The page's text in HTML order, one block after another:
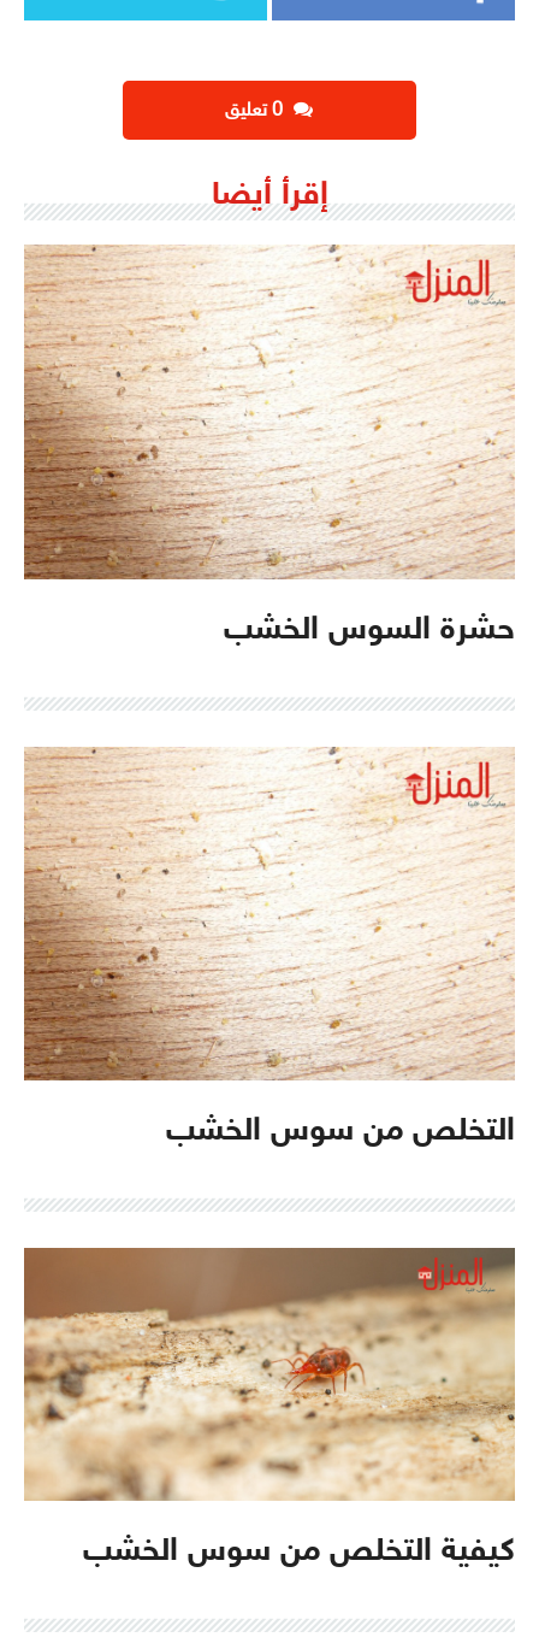
إقرأ أيضا
حشرة السوس الخشب
التخلص من سوس الخشب
كيفية التخلص من سوس الخشب